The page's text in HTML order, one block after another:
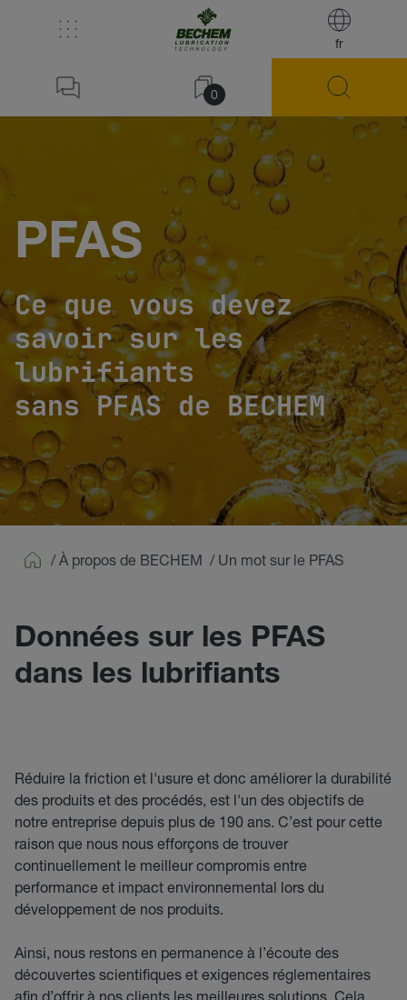
fr
0
PFAS
Ce que vous devez
savoir sur les
lubrifiants
sans PFAS de BECHEM
/ À propos de BECHEM / Un mot sur le PFAS
Données sur les PFAS
dans les lubrifiants
Réduire la friction et l'usure et donc améliorer la durabilité
des produits et des procédés, est l'un des objectifs de
notre entreprise depuis plus de 190 ans. C’est pour cette
raison que nous nous efforçons de trouver
continuellement le meilleur compromis entre
performance et impact environnemental lors du
développement de nos produits.
Ainsi, nous restons en permanence à l’écoute des
découvertes scientifiques et exigences réglementaires
afin d’offrir à nos clients les meilleures solutions. Cela